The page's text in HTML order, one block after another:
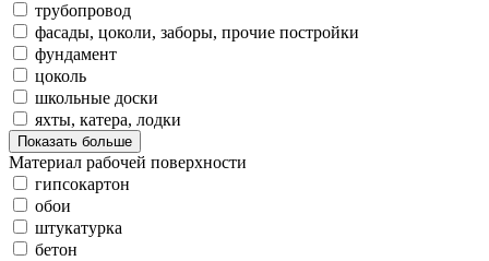
трубопровод
фасады, цоколи, заборы, прочие постройки
фундамент
цоколь
школьные доски
яхты, катера, лодки
Показать больше
Материал рабочей поверхности
гипсокартон
обои
штукатурка
бетон